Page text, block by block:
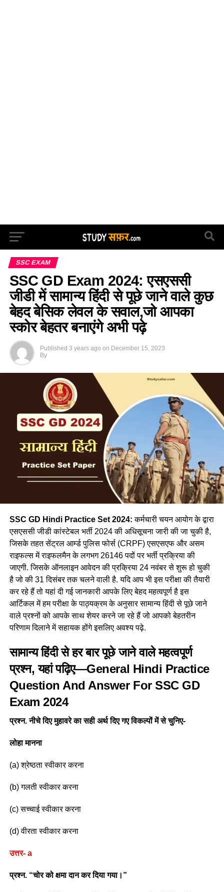
SSC EXAM
SSC GD Exam 2024: एसएससी
जीडी में सामान्य हिंदी से पूछे जाने वाले कुछ
बेहद बेसिक लेवल के सवाल,जो आपका
स्कोर बेहतर बनाएंगे अभी पढ़े
Published 3 years ago on December 15, 2023
By
SSC GD Hindi Practice Set 2024: कर्मचारी चयन आयोग के द्वारा
एसएससी जीडी कांस्टेबल भर्ती 2024 की अधिसूचना जारी की जा चुकी है,
जिसके तहत सेंट्रल आर्म्ड पुलिस फोर्स (CRPF) एसएसएफ और असम
राइफल्स में राइफलमैन के लगभग 26146 पदों पर भर्ती प्रक्रिया की
जाएगी. जिसके ऑनलाइन आवेदन की प्रक्रिया 24 नवंबर से शुरू हो चुकी
है जो की 31 दिसंबर तक चलने वाली है. यदि आप भी इस परीक्षा की तैयारी
कर रहे हैं तो यहां दी गई जानकारी आपके लिए बेहद महत्वपूर्ण है इस
आर्टिकल में हम परीक्षा के पाठ्यक्रम के अनुसार सामान्य हिंदी से पूछे जाने
वाले प्रश्नों को आपके साथ शेयर करने जा रहे हैं जो आपको बेहतरीन
परिणाम दिलाने में सहायक होंगे इसलिए अवश्य पढ़े.
सामान्य हिंदी से हर बार पूछे जाने वाले महत्वपूर्ण
प्रश्न, यहां पढ़िए—General Hindi Practice
Question And Answer For SSC GD
Exam 2024
प्रश्न. नीचे दिए मुहावरे का सही अर्थ दिए गए विकल्पों में से चुनिए-
लोहा मानना
(a) श्रेष्ठता स्वीकार करना
(b) गलती स्वीकार करना
(c) सच्चाई स्वीकार करना
(d) वीरता स्वीकार करना
उत्तर- a
प्रश्न. “चोर को क्षमा दान कर दिया गया।”